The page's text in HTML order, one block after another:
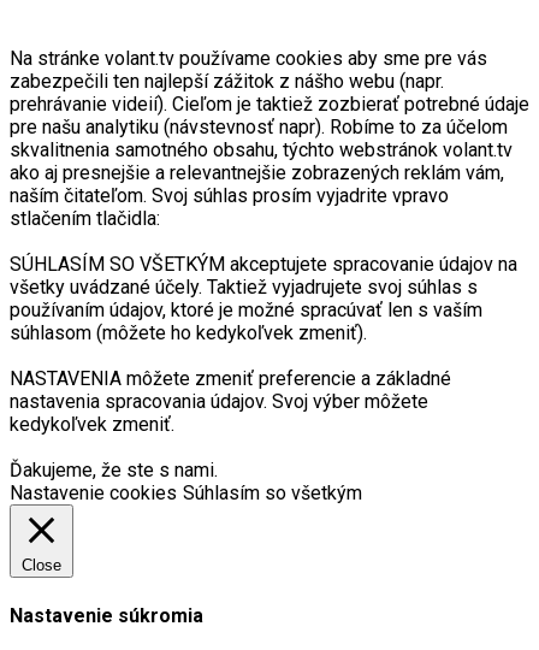
Na stránke volant.tv používame cookies aby sme pre vás
zabezpečili ten najlepší zážitok z nášho webu (napr.
prehrávanie videií). Cieľom je taktiež zozbierať potrebné údaje
pre našu analytiku (návstevnosť napr). Robíme to za účelom
skvalitnenia samotného obsahu, týchto webstránok volant.tv
ako aj presnejšie a relevantnejšie zobrazených reklám vám,
naším čitateľom. Svoj súhlas prosím vyjadrite vpravo
stlačením tlačidla:
SÚHLASÍM SO VŠETKÝM akceptujete spracovanie údajov na
všetky uvádzané účely. Taktiež vyjadrujete svoj súhlas s
používaním údajov, ktoré je možné spracúvať len s vaším
súhlasom (môžete ho kedykoľvek zmeniť).
NASTAVENIA môžete zmeniť preferencie a základné
nastavenia spracovania údajov. Svoj výber môžete
kedykoľvek zmeniť.
Ďakujeme, že ste s nami.
Nastavenie cookies Súhlasím so všetkým
Close
Nastavenie súkromia